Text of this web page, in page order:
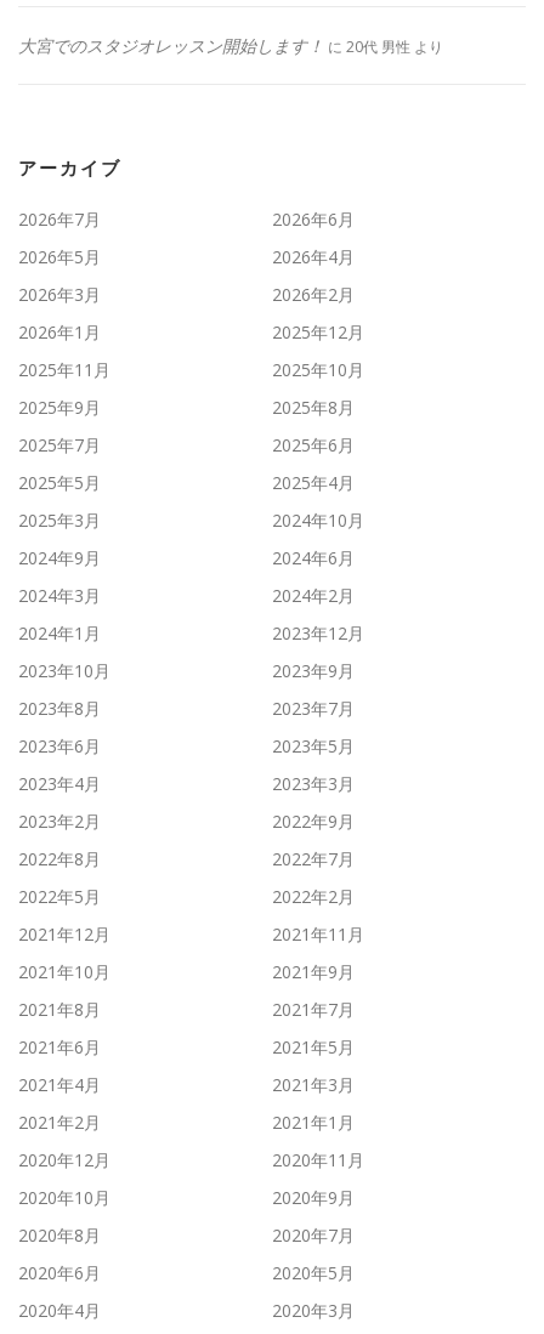
大宮でのスタジオレッスン開始します！ に 20代 男性 より
アーカイブ
2026年7月
2026年6月
2026年5月
2026年4月
2026年3月
2026年2月
2026年1月
2025年12月
2025年11月
2025年10月
2025年9月
2025年8月
2025年7月
2025年6月
2025年5月
2025年4月
2025年3月
2024年10月
2024年9月
2024年6月
2024年3月
2024年2月
2024年1月
2023年12月
2023年10月
2023年9月
2023年8月
2023年7月
2023年6月
2023年5月
2023年4月
2023年3月
2023年2月
2022年9月
2022年8月
2022年7月
2022年5月
2022年2月
2021年12月
2021年11月
2021年10月
2021年9月
2021年8月
2021年7月
2021年6月
2021年5月
2021年4月
2021年3月
2021年2月
2021年1月
2020年12月
2020年11月
2020年10月
2020年9月
2020年8月
2020年7月
2020年6月
2020年5月
2020年4月
2020年3月